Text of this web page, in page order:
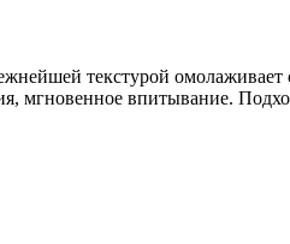
текстурой
мгновенное впитывание.